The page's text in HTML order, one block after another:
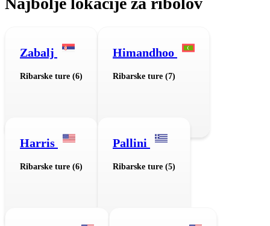
Zabalj
Ribarske ture (6)
Himandhoo
Ribarske ture (7)
Harris
Ribarske ture (6)
Pallini
Ribarske ture (5)